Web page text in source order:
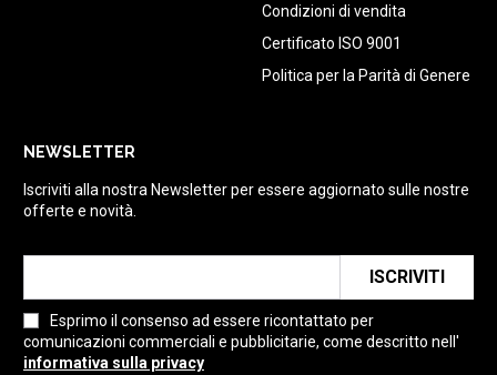
Condizioni di vendita
Certificato ISO 9001
Politica per la Parità di Genere
NEWSLETTER
Iscriviti alla nostra Newsletter per essere aggiornato sulle nostre
offerte e novità.
ISCRIVITI
Esprimo il consenso ad essere ricontattato per
comunicazioni commerciali e pubblicitarie, come descritto nell'
informativa sulla privacy